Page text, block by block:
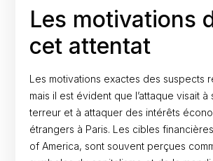
Les motivations
cet attentat
Les motivations exactes des suspects
mais il est évident que l’attaque visait à
terreur et à attaquer des intérêts
étrangers à Paris. Les cibles
of America, sont souvent perçues